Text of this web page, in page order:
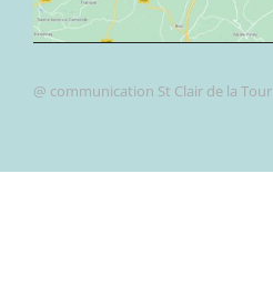
@ communication St Clair de la Tour